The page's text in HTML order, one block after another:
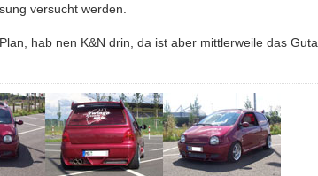
versucht werden.
hab nen K&N drin, da ist aber mittlerweile das